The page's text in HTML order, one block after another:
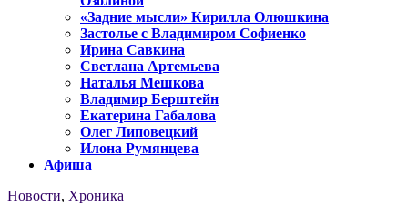
«Задние мысли» Кирилла Олюшкина
Застолье с Владимиром Софиенко
Ирина Савкина
Светлана Артемьева
Наталья Мешкова
Владимир Берштейн
Екатерина Габалова
Олег Липовецкий
Илона Румянцева
Афиша
Новости, Хроника